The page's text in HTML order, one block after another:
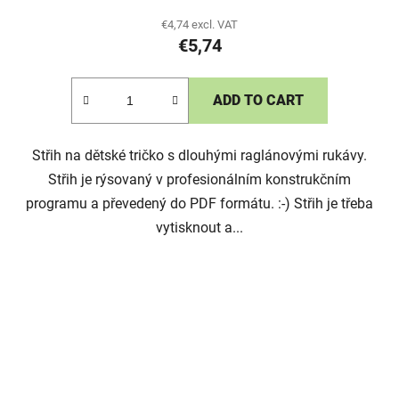
€4,74 excl. VAT
€5,74
ADD TO CART
Střih na dětské tričko s dlouhými raglánovými rukávy.
Střih je rýsovaný v profesionálním konstrukčním
programu a převedený do PDF formátu. :-) Střih je třeba
vytisknout a...